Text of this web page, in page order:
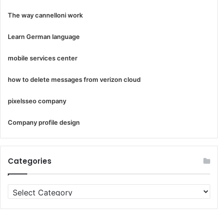
The way cannelloni work
Learn German language
mobile services center
how to delete messages from verizon cloud
pixelsseo company
Company profile design
Categories
Categories